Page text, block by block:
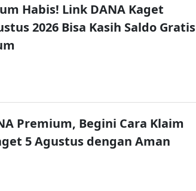
Habis! Link DANA Kaget
2026 Bisa Kasih Saldo Gratis
Premium, Begini Cara Klaim
5 Agustus dengan Aman